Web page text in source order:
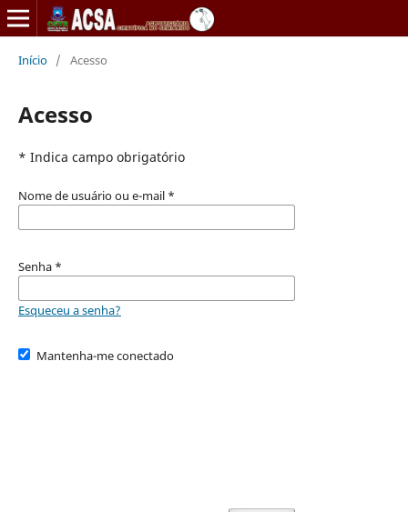
Início / Acesso
Acesso
* Indica campo obrigatório
Nome de usuário ou e-mail *
Senha *
Esqueceu a senha?
Mantenha-me conectado